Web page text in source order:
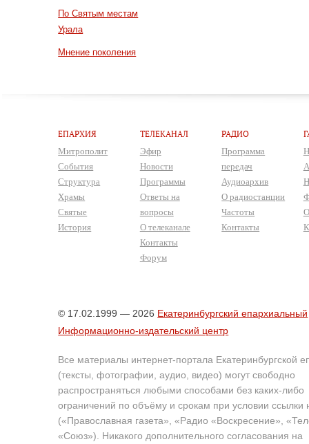
По Святым местам
Урала
Мнение поколения
ЕПАРХИЯ
Митрополит
События
Структура
Храмы
Святые
История
ТЕЛЕКАНАЛ
Эфир
Новости
Программы
Ответы на
вопросы
О телеканале
Контакты
Форум
РАДИО
Программа
передач
Аудиоархив
О радиостанции
Частоты
Контакты
© 17.02.1999 — 2026 Екатеринбургский епархиальный
Информационно-издательский центр
Все материалы интернет-портала Екатеринбургской
(тексты, фотографии, аудио, видео) могут свободно
распространяться любыми способами без каких-либо
ограничений по объёму и срокам при условии ссылки
(«Православная газета», «Радио «Воскресение»,
«Союз»). Никакого дополнительного согласования на